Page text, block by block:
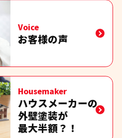
Voice
お客様の声
Housemaker
ハウスメーカーの
外壁塗装が
最大半額？！